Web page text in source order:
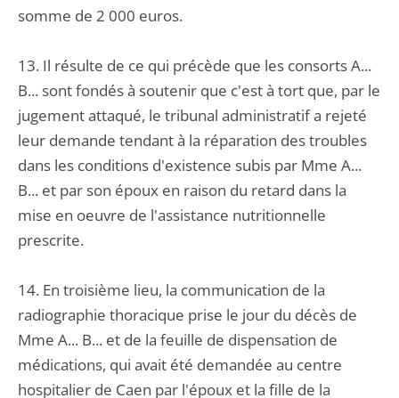
somme de 2 000 euros.
13. Il résulte de ce qui précède que les consorts A...
B... sont fondés à soutenir que c'est à tort que, par le
jugement attaqué, le tribunal administratif a rejeté
leur demande tendant à la réparation des troubles
dans les conditions d'existence subis par Mme A...
B... et par son époux en raison du retard dans la
mise en oeuvre de l'assistance nutritionnelle
prescrite.
14. En troisième lieu, la communication de la
radiographie thoracique prise le jour du décès de
Mme A... B... et de la feuille de dispensation de
médications, qui avait été demandée au centre
hospitalier de Caen par l'époux et la fille de la